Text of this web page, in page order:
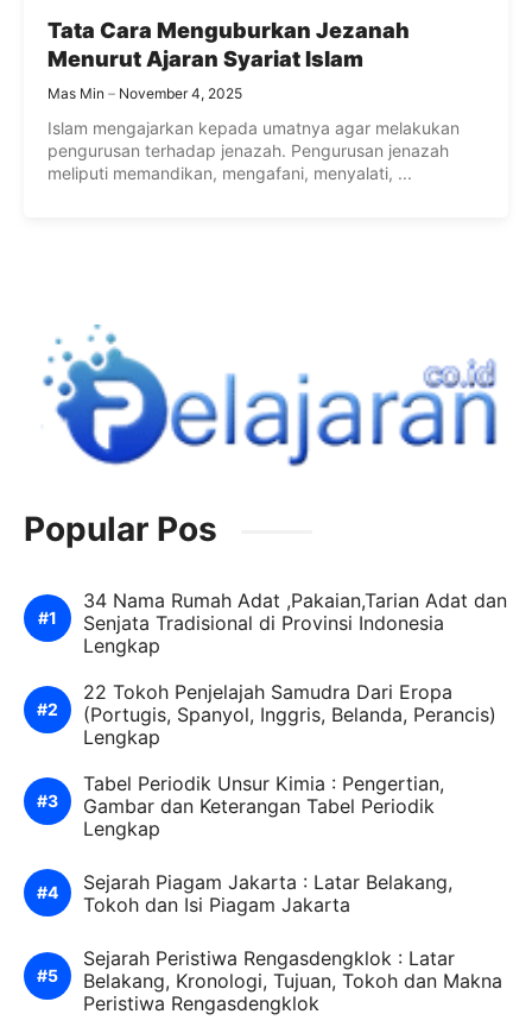
Tata Cara Menguburkan Jezanah
Menurut Ajaran Syariat Islam
Mas Min November 4, 2025
Islam mengajarkan kepada umatnya agar melakukan
pengurusan terhadap jenazah. Pengurusan jenazah
meliputi memandikan, mengafani, menyalati, ...
Popular Pos
34 Nama Rumah Adat ,Pakaian,Tarian Adat dan
Senjata Tradisional di Provinsi Indonesia
Lengkap
22 Tokoh Penjelajah Samudra Dari Eropa
(Portugis, Spanyol, Inggris, Belanda, Perancis)
Lengkap
Tabel Periodik Unsur Kimia : Pengertian,
Gambar dan Keterangan Tabel Periodik
Lengkap
Sejarah Piagam Jakarta : Latar Belakang,
Tokoh dan Isi Piagam Jakarta
Sejarah Peristiwa Rengasdengklok : Latar
Belakang, Kronologi, Tujuan, Tokoh dan Makna
Peristiwa Rengasdengklok